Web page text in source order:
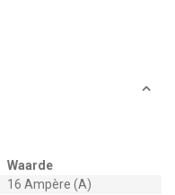
Waarde
16 Ampère (A)